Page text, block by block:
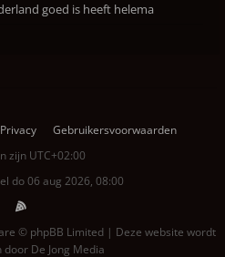
goed is heeft helema
Privacy
Gebruikersvoorwaarden
zijn UTC+02:00
do 06 aug 2026, 08:00
© phpBB Limited | Deze website wordt
door De Jong Media